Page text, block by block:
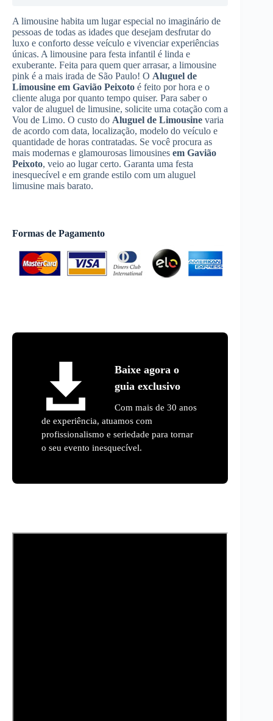
A limousine habita um lugar especial no imaginário de
pessoas de todas as idades que desejam desfrutar do
luxo e conforto desse veículo e vivenciar experiências
únicas. A limousine para festa infantil é linda e
exuberante. Feita para quem quer arrasar, a limousine
pink é a mais irada de São Paulo! O Aluguel de
Limousine em Gavião Peixoto é feito por hora e o
cliente aluga por quanto tempo quiser. Para saber o
valor de aluguel de limusine, solicite uma cotação com a
Vou de Limo. O custo do Aluguel de Limousine varia
de acordo com data, localização, modelo do veículo e
quantidade de horas contratadas. Se você procura as
mais modernas e glamourosas limousines em Gavião
Peixoto, veio ao lugar certo. Garanta uma festa
inesquecível e em grande estilo com um aluguel
limusine mais barato.
Formas de Pagamento
Baixe agora o
guia exclusivo
Com mais de 30 anos
de experiência, atuamos com
profissionalismo e seriedade para tornar
o seu evento inesquecível.